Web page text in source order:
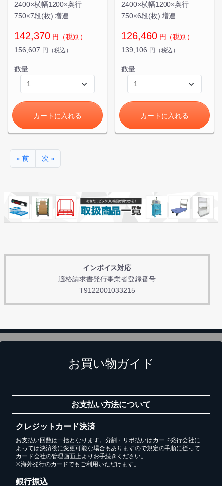
インボイス対応
適格請求書発行事業者登録番号
T9122001033215
2400×横幅1200×奥行
750×7段(枚) 増連
142,370 円（税別）
156,607 円（税込）
数量
カートに入れる
2400×横幅1200×奥行
750×6段(枚) 増連
126,460 円（税別）
139,106 円（税込）
数量
カートに入れる
« 前 次 »
お買い物ガイド
お支払い方法について
クレジットカード決済
お支払い回数は一括となります。分割・リボ払いはカード発行会社に
よっては決済後に変更可能な場合もありますので規定の手順に従って
カード会社の管理画面上よりお手続きください。
※海外発行のカードでもご利用いただけます。
銀行振込